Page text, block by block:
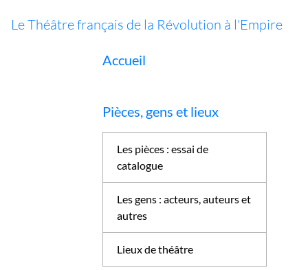
Le Théâtre français de la Révolution à l'Empire
Accueil
Pièces, gens et lieux
Les pièces : essai de
catalogue
Les gens : acteurs, auteurs et
autres
Lieux de théâtre